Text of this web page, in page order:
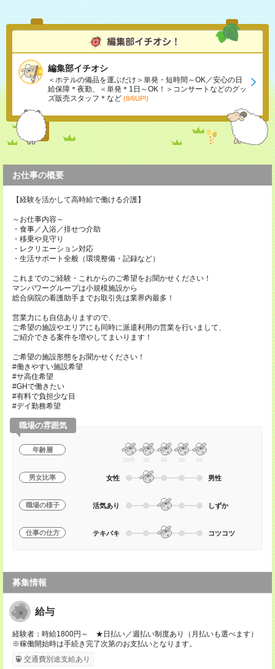
編集部イチオシ
＜ホテルの備品を運ぶだけ＞単発・短時間～OK／安心の日
給保障＊夜勤、＜単発＊1日～OK！＞コンサートなどのグッ
ズ販売スタッフ＊など (8/6UP!)
お仕事の概要
【経験を活かして高時給で働ける介護】
～お仕事内容～
・食事／入浴／排せつ介助
・移乗や見守り
・レクリエーション対応
・生活サポート全般（環境整備・記録など）
これまでのご経験・これからのご希望をお聞かせください！
マンパワーグループは小規模施設から
総合病院の看護助手までお取引先は業界内最多！
営業力にも自信ありますので、
ご希望の施設やエリアにも同時に派遣利用の営業を行いまして、
ご紹介できる案件を増やしてまいります！
ご希望の施設形態をお聞かせください！
#働きやすい施設希望
#サ高住希望
#GHで働きたい
#有料で負担少な目
#デイ勤務希望
職場の雰囲気
年齢層
20代 30 40 50 60
男女比率 女性 男性
職場の様子 活気あり しずか
仕事の仕方 テキパキ コツコツ
募集情報
給与
経験者：時給1800円～ ★日払い／週払い制度あり（月払いも選べます）
※稼働開始時は手続き完了次第のお支払いとなります。
交通費別途支給あり